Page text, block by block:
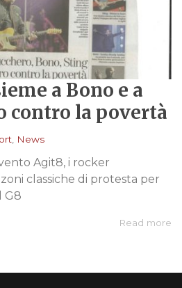
a Bono e a
contro la povertà
News
Agit8, i rocker
classiche di protesta per
G8
Read more